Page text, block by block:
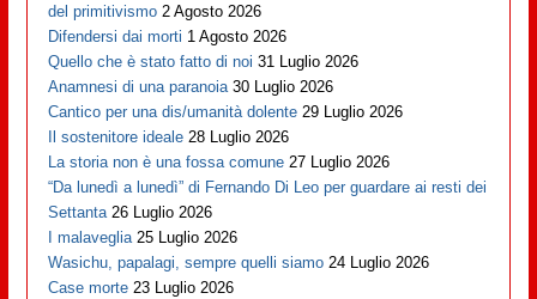
del primitivismo 2 Agosto 2026
Difendersi dai morti 1 Agosto 2026
Quello che è stato fatto di noi 31 Luglio 2026
Anamnesi di una paranoia 30 Luglio 2026
Cantico per una dis/umanità dolente 29 Luglio 2026
Il sostenitore ideale 28 Luglio 2026
La storia non è una fossa comune 27 Luglio 2026
“Da lunedì a lunedì” di Fernando Di Leo per guardare ai resti dei
Settanta 26 Luglio 2026
I malaveglia 25 Luglio 2026
Wasichu, papalagi, sempre quelli siamo 24 Luglio 2026
Case morte 23 Luglio 2026